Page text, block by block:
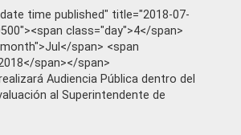
time published" title="2018-07-
class="day">4</span>
span> <span
span></span>
Audiencia Pública dentro del
al Superintendente de